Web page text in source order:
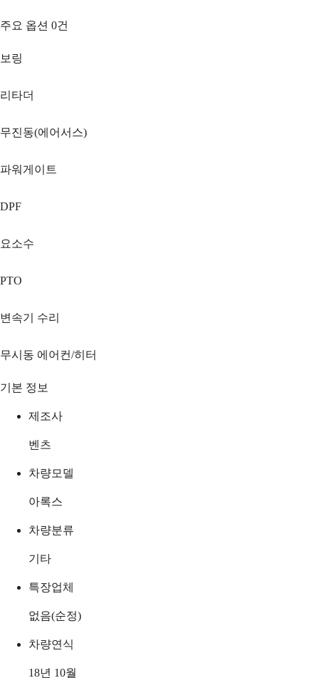
주요 옵션 0건
보링
리타더
무진동(에어서스)
파워게이트
DPF
요소수
PTO
변속기 수리
무시동 에어컨/히터
기본 정보
제조사
벤츠
차량모델
아록스
차량분류
기타
특장업체
없음(순정)
차량연식
18년 10월